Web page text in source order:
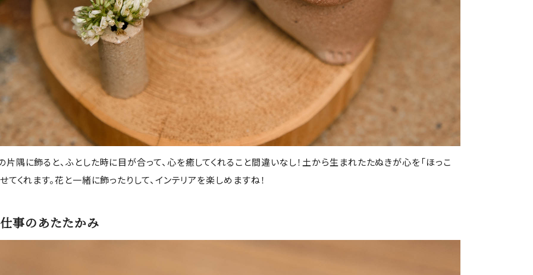
片隅に飾ると、ふとした時に目が合って、心を癒してくれること間違いなし！土から生まれたたぬきが心を「ほっこ
せてくれます。花と一緒に飾ったりして、インテリアを楽しめますね！
事のあたたかみ